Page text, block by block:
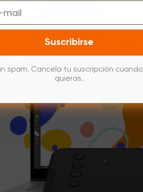
Suscribirse
spam. Cancela tu suscripción cuando
quieras.